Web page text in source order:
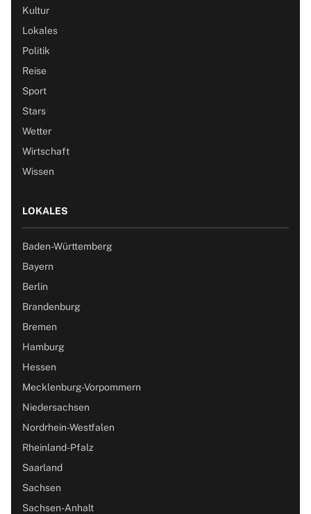
Kultur
Lokales
Politik
Reise
Sport
Stars
Wetter
Wirtschaft
Wissen
LOKALES
Baden-Württemberg
Bayern
Berlin
Brandenburg
Bremen
Hamburg
Hessen
Mecklenburg-Vorpommern
Niedersachsen
Nordrhein-Westfalen
Rheinland-Pfalz
Saarland
Sachsen
Sachsen-Anhalt